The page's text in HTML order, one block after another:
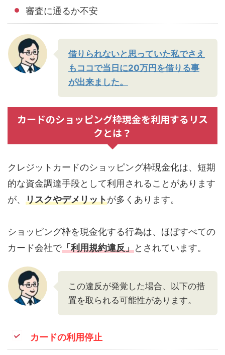
審査に通るか不安
借りられないと思っていた私でさえ
もココで当日に20万円を借りる事
が出来ました。
カードのショッピング枠現金を利用するリス
クとは？
クレジットカードのショッピング枠現金化は、短期
的な資金調達手段として利用されることがあります
が、 リスクやデメリットが多くあります。
ショッピング枠を現金化する行為は、ほぼすべての
カード会社で「利用規約違反」とされています。
この違反が発覚した場合、以下の措
置を取られる可能性があります。
カードの利用停止